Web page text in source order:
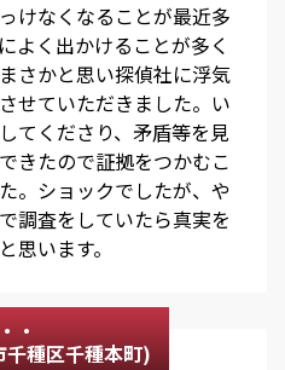
けなくなることが最近多
よく出かけることが多く
さかと思い探偵社に浮気
せていただきました。い
てくださり、矛盾等を見
きたので証拠をつかむこ
。ショックでしたが、や
調査をしていたら真実を
思います。
・
種区千種本町)